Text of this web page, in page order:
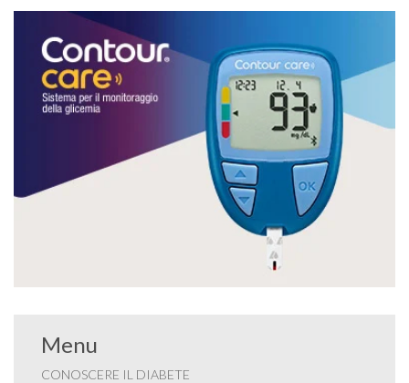
Menu
CONOSCERE IL DIABETE